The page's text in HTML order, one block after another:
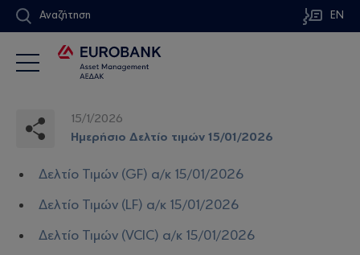
Αναζήτηση EN
15/1/2026
Ημερήσιο Δελτίο τιμών 15/01/2026
Δελτίο Τιμών (GF) α/κ 15/01/2026
Δελτίο Τιμών (LF) α/κ 15/01/2026
Δελτίο Τιμών (VCIC) α/κ 15/01/2026